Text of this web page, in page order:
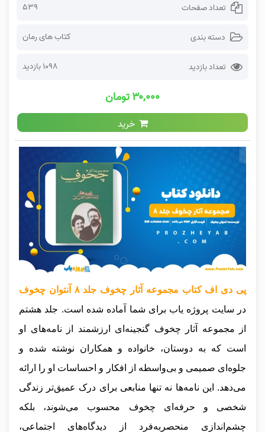
تعداد صفحات 539
دسته بندی کتاب های رمان
تعداد بازدید 1098 بازدید
۳۰,۰۰۰ تومان
خرید
پی دی اف کتاب مجموعه آثار چخوف جلد ۸ آنتوان چخوف
در سایت پروژه یاب برای شما آماده شده است. جلد هشتم
از مجموعه آثار چخوف گنجینه‌ای ارزشمند از نامه‌های او
است که به دوستان، خانواده و همکاران نوشته شده و
جلوه‌ای صمیمی و بی‌واسطه از افکار و احساسات او را ارائه
می‌دهد. این نامه‌ها نه تنها منابعی برای درک عمیق‌تر زندگی
شخصی و حرفه‌ای چخوف محسوب می‌شوند، بلکه
چشم‌اندازی منحصر‌به‌فرد از دیدگاه‌های اجتماعی،